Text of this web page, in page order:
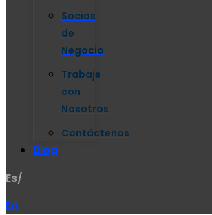
Socios
de
Negocio
Trabaje
con
Nosotros
Contáctenos
Blog
Es/
En